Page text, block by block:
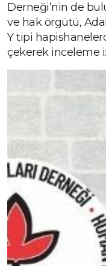
Derneği’nin de
ve hak örgütü,
Y tipi
çekerek inceleme